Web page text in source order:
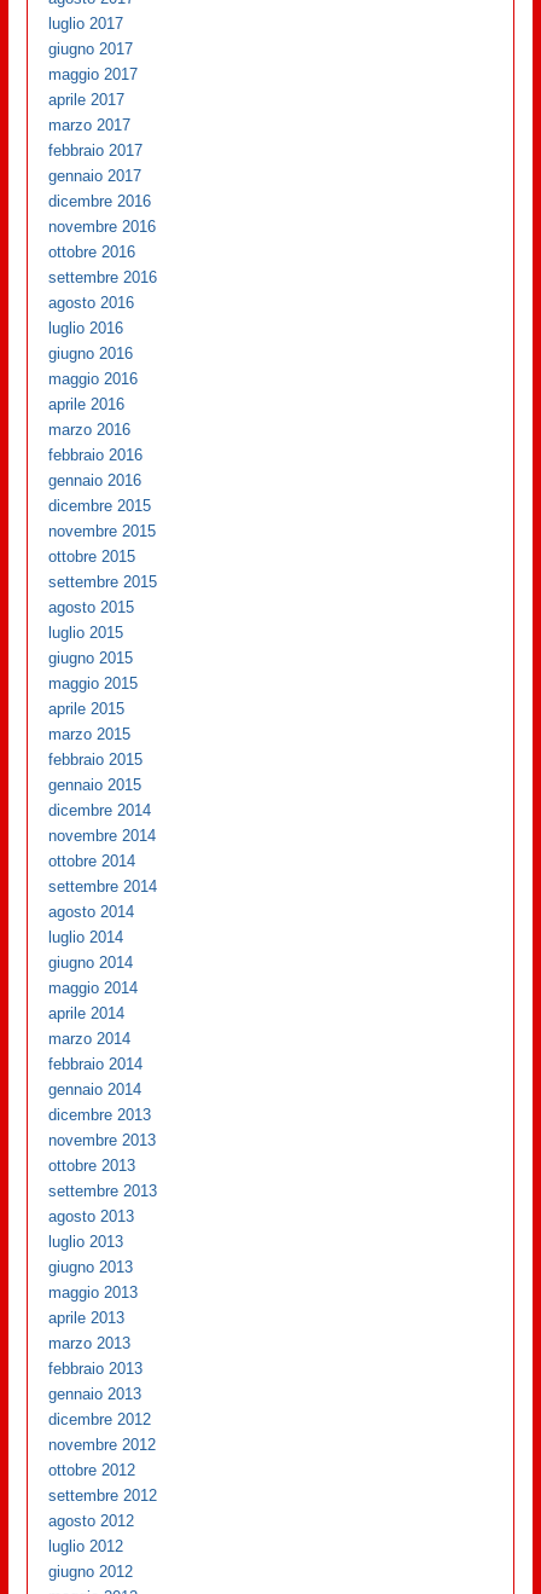
luglio 2017
giugno 2017
maggio 2017
aprile 2017
marzo 2017
febbraio 2017
gennaio 2017
dicembre 2016
novembre 2016
ottobre 2016
settembre 2016
agosto 2016
luglio 2016
giugno 2016
maggio 2016
aprile 2016
marzo 2016
febbraio 2016
gennaio 2016
dicembre 2015
novembre 2015
ottobre 2015
settembre 2015
agosto 2015
luglio 2015
giugno 2015
maggio 2015
aprile 2015
marzo 2015
febbraio 2015
gennaio 2015
dicembre 2014
novembre 2014
ottobre 2014
settembre 2014
agosto 2014
luglio 2014
giugno 2014
maggio 2014
aprile 2014
marzo 2014
febbraio 2014
gennaio 2014
dicembre 2013
novembre 2013
ottobre 2013
settembre 2013
agosto 2013
luglio 2013
giugno 2013
maggio 2013
aprile 2013
marzo 2013
febbraio 2013
gennaio 2013
dicembre 2012
novembre 2012
ottobre 2012
settembre 2012
agosto 2012
luglio 2012
giugno 2012